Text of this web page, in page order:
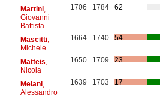
Martini,
Giovanni
Battista
1706 1784 62
Mascitti,
Michele
1664 1740 54
Matteis
Nicola
1650 1709 23
Melani,
Alessandro
1639 1703 17